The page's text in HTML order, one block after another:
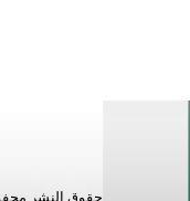
اختتام منافسات قرآنية
حقوق النشر محفوظة © 1448هـ /